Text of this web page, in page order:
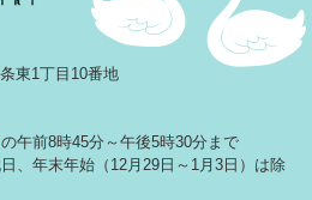
東1丁目10番地
午前8時45分～午後5時30分まで
、年末年始（12月29日～1月3日）は除